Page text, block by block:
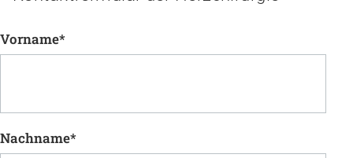
Vorname*
Nachname*